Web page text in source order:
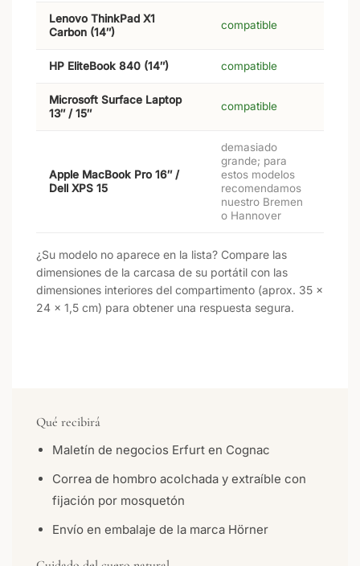
Lenovo ThinkPad X1
Carbon (14″)
compatible
HP EliteBook 840 (14″) compatible
Microsoft Surface Laptop
13″ / 15″
compatible
Apple MacBook Pro 16″ /
Dell XPS 15
demasiado
grande; para
estos modelos
recomendamos
nuestro Bremen
o Hannover
¿Su modelo no aparece en la lista? Compare las
dimensiones de la carcasa de su portátil con las
dimensiones interiores del compartimento (aprox. 35 ×
24 × 1,5 cm) para obtener una respuesta segura.
Qué recibirá
Maletín de negocios Erfurt en Cognac
Correa de hombro acolchada y extraíble con
fijación por mosquetón
Envío en embalaje de la marca Hörner